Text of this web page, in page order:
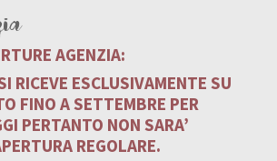
AGENZIA:
RICEVE ESCLUSIVAMENTE SU
FINO A SETTEMBRE PER
PERTANTO NON SARA’
REGOLARE.